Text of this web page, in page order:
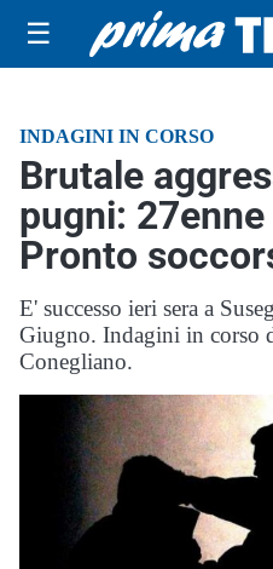
☰
INDAGINI IN CORSO
Brutale
pugni:
Pronto
E' successo ieri sera a
Giugno. Indagini in corso
Conegliano.